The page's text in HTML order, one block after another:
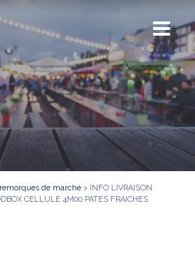
de marché > INFO LIVRAISON
CELLULE 4M00 PATES FRAICHES